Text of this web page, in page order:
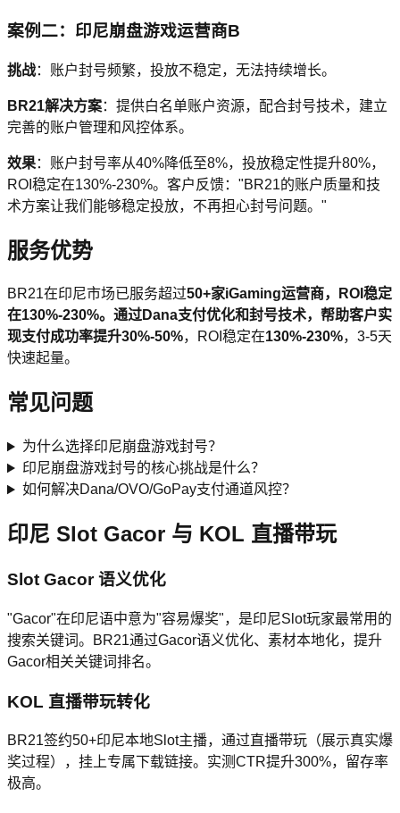
案例二：印尼崩盘游戏运营商B
挑战：账户封号频繁，投放不稳定，无法持续增长。
BR21解决方案：提供白名单账户资源，配合封号技术，建立
完善的账户管理和风控体系。
效果：账户封号率从40%降低至8%，投放稳定性提升80%，
ROI稳定在130%-230%。客户反馈："BR21的账户质量和技
术方案让我们能够稳定投放，不再担心封号问题。"
服务优势
BR21在印尼市场已服务超过50+家iGaming运营商，ROI稳定
在130%-230%。通过Dana支付优化和封号技术，帮助客户实
现支付成功率提升30%-50%，ROI稳定在130%-230%，3-5天
快速起量。
常见问题
为什么选择印尼崩盘游戏封号？
印尼崩盘游戏封号的核心挑战是什么？
如何解决Dana/OVO/GoPay支付通道风控？
印尼 Slot Gacor 与 KOL 直播带玩
Slot Gacor 语义优化
"Gacor"在印尼语中意为"容易爆奖"，是印尼Slot玩家最常用的
搜索关键词。BR21通过Gacor语义优化、素材本地化，提升
Gacor相关关键词排名。
KOL 直播带玩转化
BR21签约50+印尼本地Slot主播，通过直播带玩（展示真实爆
奖过程），挂上专属下载链接。实测CTR提升300%，留存率
极高。